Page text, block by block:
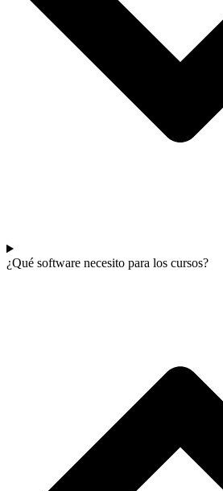
¿Qué software necesito para los cursos?